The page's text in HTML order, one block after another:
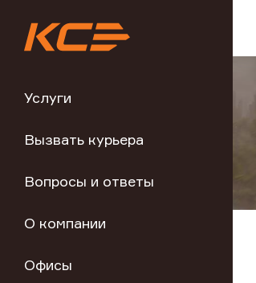
Услуги
Вызвать курьера
Вопросы и ответы
О компании
Офисы